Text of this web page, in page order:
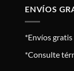
ENVÍOS
*Envíos
*Consulte